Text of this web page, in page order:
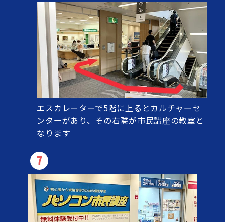
エスカレーターで5階に上るとカルチャーセ
ンターがあり、その右隣が市民講座の教室と
なります
7